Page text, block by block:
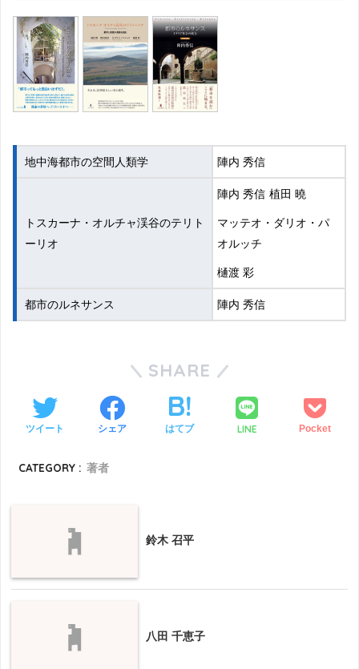
地中海都市の空間人類学 陣内 秀信
トスカーナ・オルチャ渓谷のテリト
ーリオ
陣内 秀信 植田 曉
マッテオ・ダリオ・パ
オルッチ
樋渡 彩
都市のルネサンス 陣内 秀信
SHARE
ツイート シェア はてブ LINE Pocket
CATEGORY : 著者
鈴木 召平
八田 千恵子